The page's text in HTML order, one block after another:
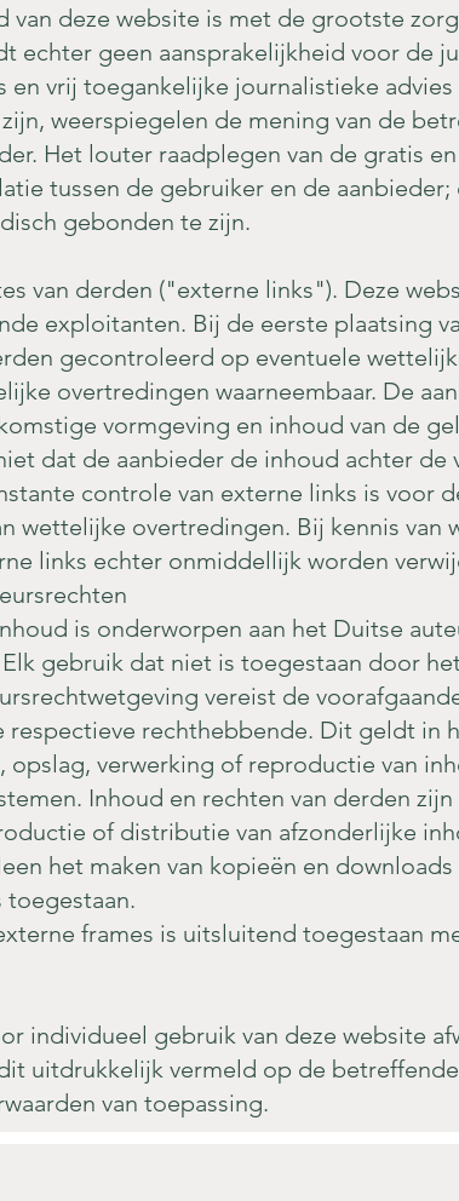
deze website is met de grootste
echter geen aansprakelijkheid voor de
vrij toegankelijke journalistieke advies
weerspiegelen de mening van de
Het louter raadplegen van de gratis
tussen de gebruiker en de
gebonden te zijn.
van derden ("externe links"). Deze
exploitanten. Bij de eerste plaatsing
gecontroleerd op eventuele
overtredingen waarneembaar. De
vormgeving en inhoud van de
dat de aanbieder de inhoud achter de
controle van externe links is voor
wettelijke overtredingen. Bij kennis van
links echter onmiddellijk worden
is onderworpen aan het Duitse
gebruik dat niet is toegestaan door
vereist de
respectieve rechthebbende. Dit geldt in
verwerking of reproductie van
Inhoud en rechten van derden zijn
of distributie van afzonderlijke
het maken van kopieën en
frames is uitsluitend toegestaan
individueel gebruik van deze website
uitdrukkelijk vermeld op de
van toepassing.